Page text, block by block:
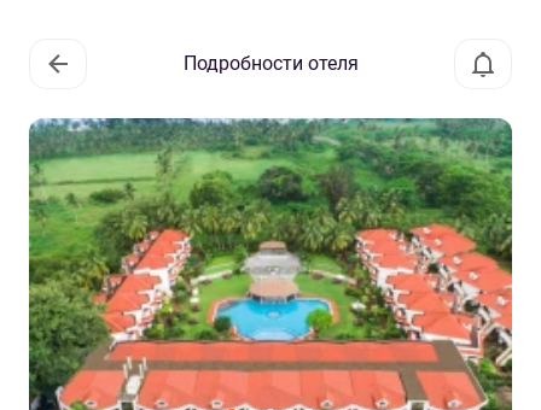
Подробности отеля